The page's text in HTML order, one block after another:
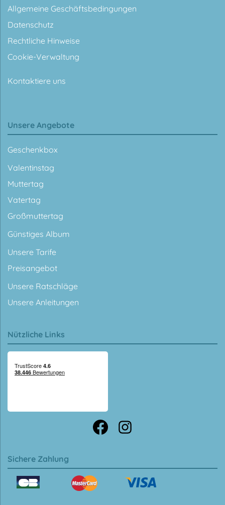
Allgemeine Geschäftsbedingungen
Datenschutz
Rechtliche Hinweise
Cookie-Verwaltung
Kontaktiere uns
Unsere Angebote
Geschenkbox
Valentinstag
Muttertag
Vatertag
Großmuttertag
Günstiges Album
Unsere Tarife
Preisangebot
Unsere Ratschläge
Unsere Anleitungen
Nützliche Links
Sichere Zahlung